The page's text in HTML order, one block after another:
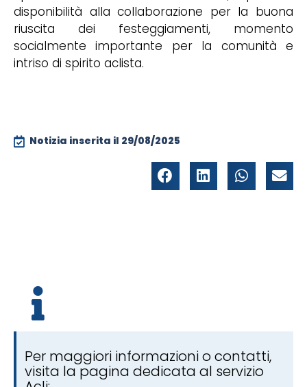
disponibilità alla collaborazione per la buona
riuscita dei festeggiamenti, momento
socialmente importante per la comunità e
intriso di spirito aclista.
Notizia inserita il 29/08/2025
Per maggiori informazioni o contatti,
visita la pagina dedicata al servizio